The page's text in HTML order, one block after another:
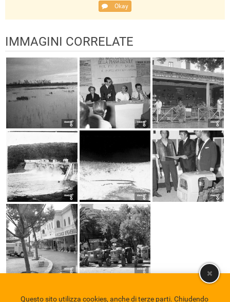
Okay
IMMAGINI CORRELATE
Questo sito utilizza cookies, anche di terze parti. Chiudendo